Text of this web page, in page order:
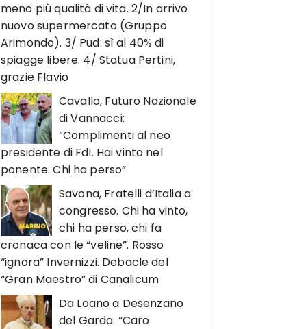
meno più qualità di vita. 2/In arrivo
nuovo supermercato (Gruppo
Arimondo). 3/ Pud: sì al 40% di
spiagge libere. 4/ Statua Pertini,
grazie Flavio
Cavallo, Futuro Nazionale
di Vannacci:
“Complimenti al neo
presidente di FdI. Hai vinto nel
ponente. Chi ha perso”
Savona, Fratelli d’Italia a
congresso. Chi ha vinto,
chi ha perso, chi fa
cronaca con le “veline”. Rosso
“ignora” Invernizzi. Debacle del
“Gran Maestro” di Canalicum
Da Loano a Desenzano
del Garda. “Caro